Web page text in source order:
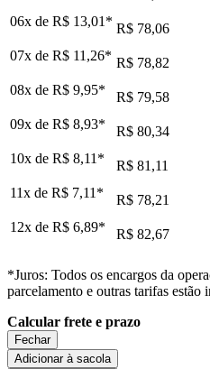
06x de R$ 13,01 * R$ 78,06
07x de R$ 11,26* R$ 78,82
08x de R$ 9,95*
R$ 79,58
09x de R$ 8,93*
R$ 80,34
10x de R$ 8,11 *
R$ 81,11
11x de R$ 7,11 *
R$ 78,21
12x de R$ 6,89* R$ 82,67
*Juros: Todos os encargos da
parcelamento e outras tarifas estão
Calcular frete e prazo
Fechar
Adicionar à sacola